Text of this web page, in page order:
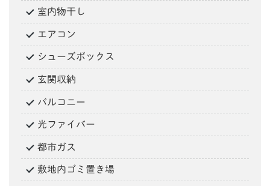
室内物干し
エアコン
シューズボックス
玄関収納
バルコニー
光ファイバー
都市ガス
敷地内ゴミ置き場